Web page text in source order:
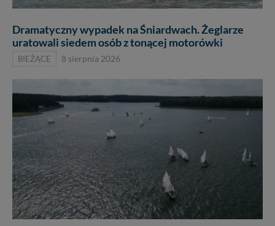
Dramatyczny wypadek na Śniardwach. Żeglarze
uratowali siedem osób z tonącej motorówki
BIEŻĄCE 8 sierpnia 2026